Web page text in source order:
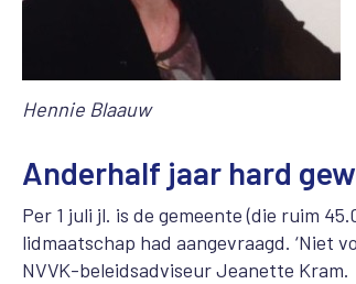
Hennie Blaauw
Anderhalf jaar hard
Per 1 juli jl. is de gemeente (die ruim
lidmaatschap had aangevraagd. ‘Niet
NVVK-beleidsadviseur Jeanette Kram.